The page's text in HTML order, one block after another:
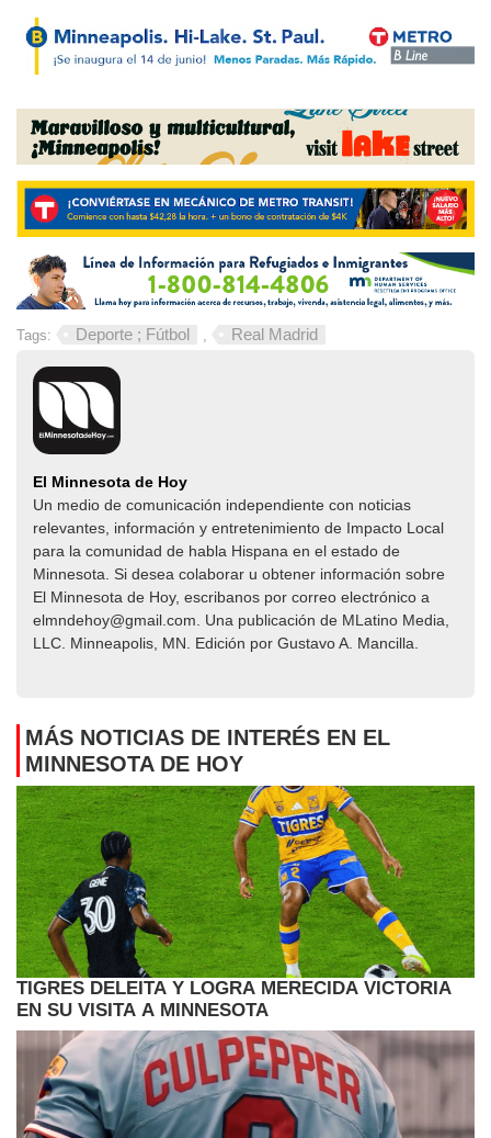
Tags: Deporte ; Fútbol Real Madrid
El Minnesota de Hoy
Un medio de comunicación independiente con noticias
relevantes, información y entretenimiento de Impacto Local​​
para la comunidad de habla Hispana en el estado de
Minnesota. Si desea colaborar u obtener información sobre
El Minnesota de Hoy, escribanos por correo electrónico a
elmndehoy@gmail.com. Una publicación de MLatino Media,
LLC. Minneapolis, MN. Edición por Gustavo A. Mancilla.
MÁS NOTICIAS DE INTERÉS EN EL
MINNESOTA DE HOY
TIGRES DELEITA Y LOGRA MERECIDA VICTORIA
EN SU VISITA A MINNESOTA